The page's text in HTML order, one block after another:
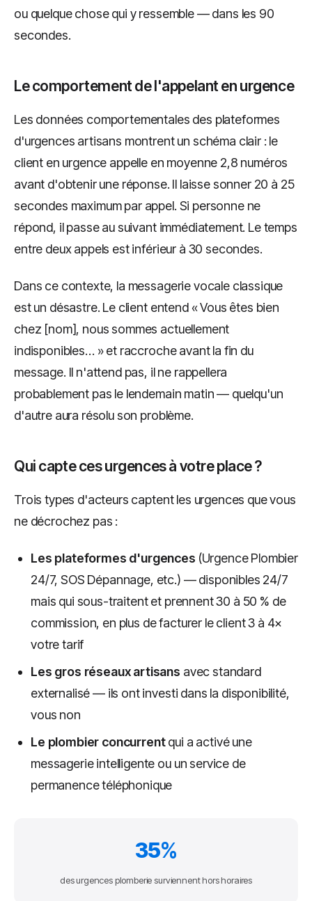
ou quelque chose qui y ressemble — dans les 90
secondes.
Le comportement de l'appelant en urgence
Les données comportementales des plateformes
d'urgences artisans montrent un schéma clair : le
client en urgence appelle en moyenne 2,8 numéros
avant d'obtenir une réponse. Il laisse sonner 20 à 25
secondes maximum par appel. Si personne ne
répond, il passe au suivant immédiatement. Le temps
entre deux appels est inférieur à 30 secondes.
Dans ce contexte, la messagerie vocale classique
est un désastre. Le client entend « Vous êtes bien
chez [nom], nous sommes actuellement
indisponibles… » et raccroche avant la fin du
message. Il n'attend pas, il ne rappellera
probablement pas le lendemain matin — quelqu'un
d'autre aura résolu son problème.
Qui capte ces urgences à votre place ?
Trois types d'acteurs captent les urgences que vous
ne décrochez pas :
Les plateformes d'urgences (Urgence Plombier
24/7, SOS Dépannage, etc.) — disponibles 24/7
mais qui sous-traitent et prennent 30 à 50 % de
commission, en plus de facturer le client 3 à 4×
votre tarif
Les gros réseaux artisans avec standard
externalisé — ils ont investi dans la disponibilité,
vous non
Le plombier concurrentqui a activé une
messagerie intelligente ou un service de
permanence téléphonique
35%
des urgences plomberie surviennent hors horaires